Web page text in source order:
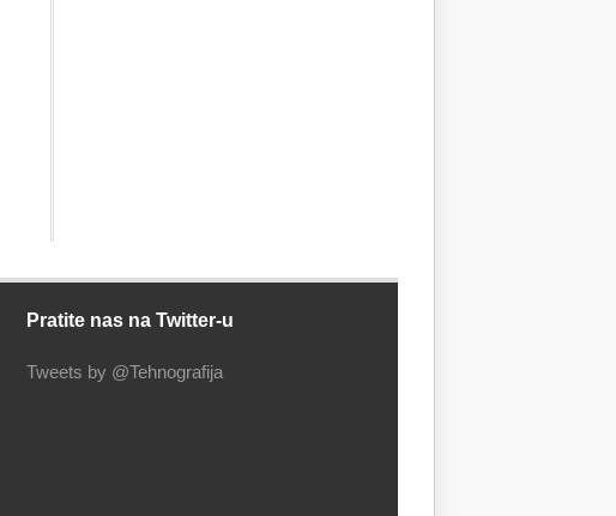
Pratite nas na Twitter-u
Tweets by @Tehnografija